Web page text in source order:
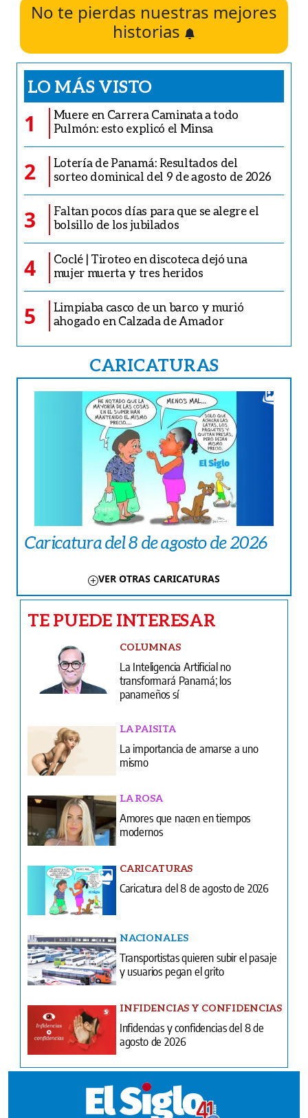
No te pierdas nuestras mejores
historias
LO MÁS VISTO
1
Muere en Carrera Caminata a todo
Pulmón: esto explicó el Minsa
2
Lotería de Panamá: Resultados del
sorteo dominical del 9 de agosto de 2026
3
Faltan pocos días para que se alegre el
bolsillo de los jubilados
4
Coclé | Tiroteo en discoteca dejó una
mujer muerta y tres heridos
5
Limpiaba casco de un barco y murió
ahogado en Calzada de Amador
CARICATURAS
Caricatura del 8 de agosto de 2026
VER OTRAS CARICATURAS
TE PUEDE INTERESAR
COLUMNAS
La Inteligencia Artificial no
transformará Panamá; los
panameños sí
LA PAISITA
La importancia de amarse a uno
mismo
LA ROSA
Amores que nacen en tiempos
modernos
CARICATURAS
Caricatura del 8 de agosto de 2026
NACIONALES
Transportistas quieren subir el pasaje
y usuarios pegan el grito
INFIDENCIAS Y CONFIDENCIAS
Infidencias y confidencias del 8 de
agosto de 2026